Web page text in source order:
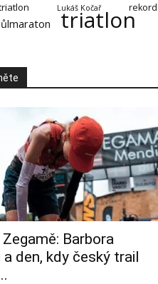
Lukáš Kočař
rekord
triatlon
Barbora
a den, kdy český trail